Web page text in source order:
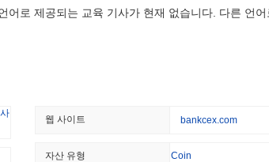
BankCoin는 더 넓은 암호화폐 시장과
지난 7일 동안 BankCoin는0.00%
킹을 할
어로 제공되는 교육 기사가 현재 없습니다. 다른 언
웹 사이트 bankcex.com
자산 유형 Coin